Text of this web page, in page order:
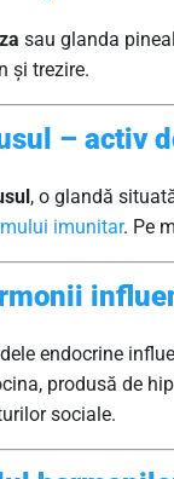
sau glanda
și trezire.
– activ
, o glandă
imunitar. Pe
endocrine
produsă de
sociale.